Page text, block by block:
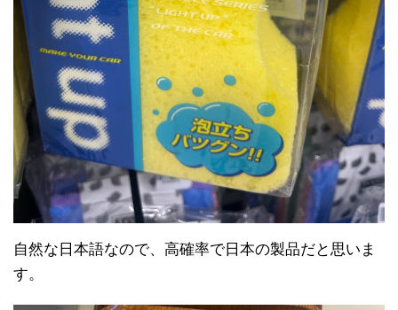
自然な日本語なので、高確率で日本の製品だと思いま
す。